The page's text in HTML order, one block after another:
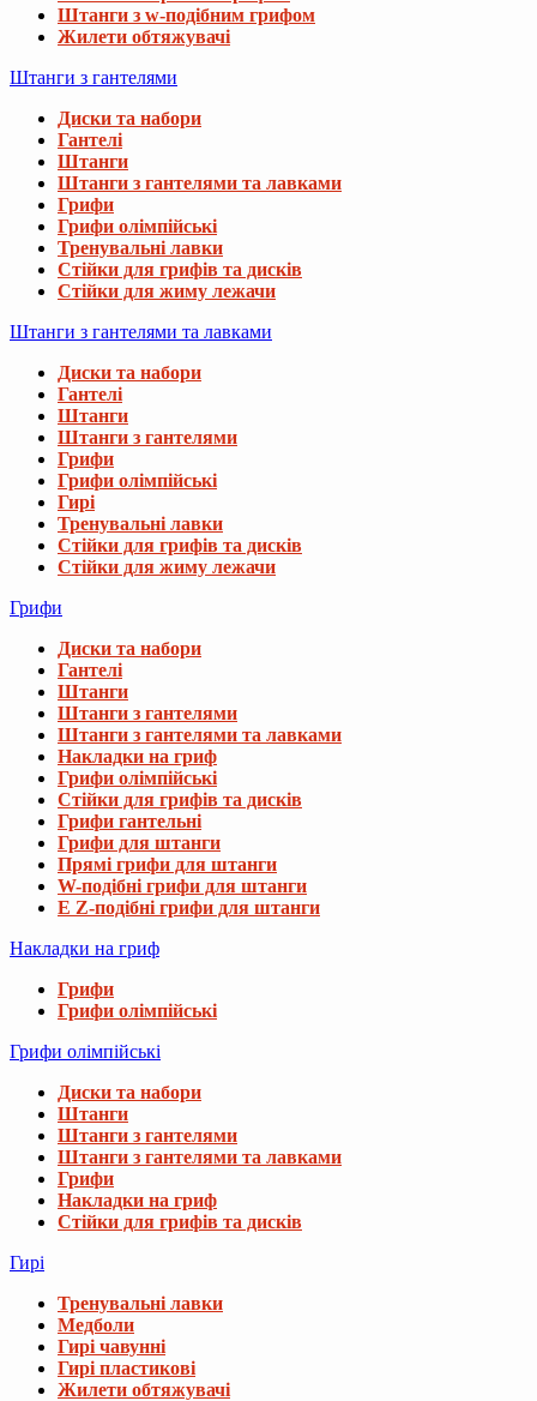
Штанги з w-подібним грифом
Жилети обтяжувачі
Штанги з гантелями
Диски та набори
Гантелі
Штанги
Штанги з гантелями та лавками
Грифи
Грифи олімпійські
Тренувальні лавки
Стійки для грифів та дисків
Стійки для жиму лежачи
Штанги з гантелями та лавками
Диски та набори
Гантелі
Штанги
Штанги з гантелями
Грифи
Грифи олімпійські
Гирі
Тренувальні лавки
Стійки для грифів та дисків
Стійки для жиму лежачи
Грифи
Диски та набори
Гантелі
Штанги
Штанги з гантелями
Штанги з гантелями та лавками
Накладки на гриф
Грифи олімпійські
Стійки для грифів та дисків
Грифи гантельні
Грифи для штанги
Прямі грифи для штанги
W-подібні грифи для штанги
E Z-подібні грифи для штанги
Накладки на гриф
Грифи
Грифи олімпійські
Грифи олімпійські
Диски та набори
Штанги
Штанги з гантелями
Штанги з гантелями та лавками
Грифи
Накладки на гриф
Стійки для грифів та дисків
Гирі
Тренувальні лавки
Медболи
Гирі чавунні
Гирі пластикові
Жилети обтяжувачі